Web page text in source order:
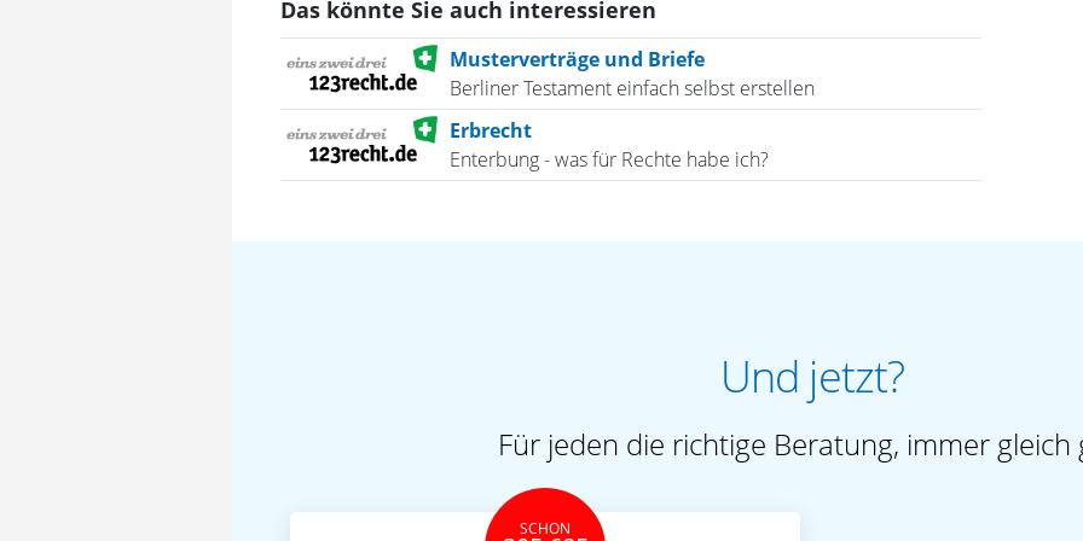
Das könnte Sie auch interessieren
Musterverträge und Briefe
Berliner Testament einfach selbst erstellen
Erbrecht
Enterbung - was für Rechte habe ich?
Und jetzt?
Für jeden die richtige Beratung, immer gleich
SCHON